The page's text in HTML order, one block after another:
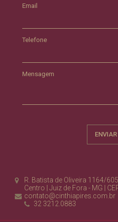
Email
Telefone
Mensagem
R. Batista de Oliveira 1164/
Centro | Juiz de Fora - MG |
contato@cinthiapires.com.br
32 3212.0883